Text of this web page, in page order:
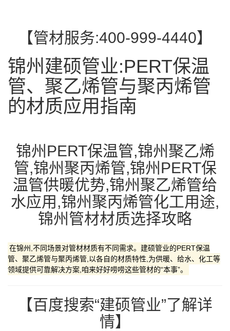
【管材服务:400-999-4440】
锦州建硕管业:PERT保温
管、聚乙烯管与聚丙烯管
的材质应用指南
锦州PERT保温管,锦州聚乙烯
管,锦州聚丙烯管,锦州PERT保
温管供暖优势,锦州聚乙烯管给
水应用,锦州聚丙烯管化工用途,
锦州管材材质选择攻略
在锦州,不同场景对管材材质有不同需求。建硕管业的PERT保温
管、聚乙烯管与聚丙烯管,以各自的材质特性,为供暖、给水、化工等
领域提供可靠解决方案,咱来好好唠唠这些管材的“本事”。
【百度搜索“建硕管业”了解详
情】